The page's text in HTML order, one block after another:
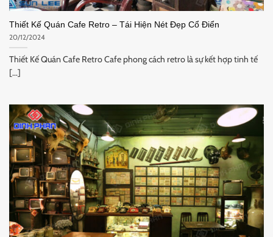
Thiết Kế Quán Cafe Retro – Tái Hiện Nét Đẹp Cổ Điển
20/12/2024
Thiết Kế Quán Cafe Retro Cafe phong cách retro là sự kết hợp tinh tế
[...]